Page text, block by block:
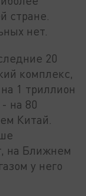
стране.
нет.
20
комплекс,
1 триллион
на 80
Китай.
на Ближнем
у него